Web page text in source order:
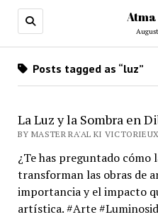
Posts tagged as “luz”
La Luz y la Sombra en
BY MASTER RA'AL KI
¿Te has preguntado cómo
transforman las obras de
importancia y el impacto
artística. #Arte